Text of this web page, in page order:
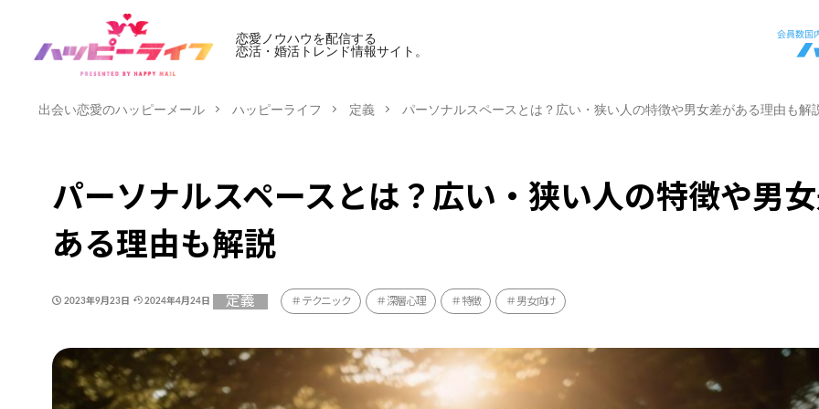
恋愛ノウハウを配信する
恋活・婚活トレンド情報サイト。
出会い恋愛のハッピーメール ハッピーライフ 定義 パーソナルスペースとは？広い・狭い人の特徴や男女差がある理由も解
パーソナルスペースとは？広い・狭い人の特徴や男
ある理由も解説
2023年9月23日 2024年4月24日 定義 テクニック 深層心理 特徴 男女向け